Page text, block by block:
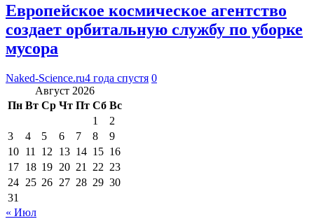
Европейское космическое агентство
создает орбитальную службу по уборке
мусора
Naked-Science.ru4 года спустя 0
Август 2026
Пн Вт Ср Чт Пт Сб Вс
1
2
3
4 5 6 7 8
9
10 11 12 13 14 15 16
17 18 19 20 21 22 23
24 25 26 27 28 29 30
31
« Июл